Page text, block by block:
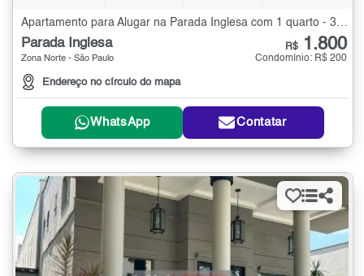
Parada Inglesa
Zona Norte - São Paulo
Endereço no círculo do mapa
R$ 1.800
Condomínio: R$ 200
WhatsApp Contatar